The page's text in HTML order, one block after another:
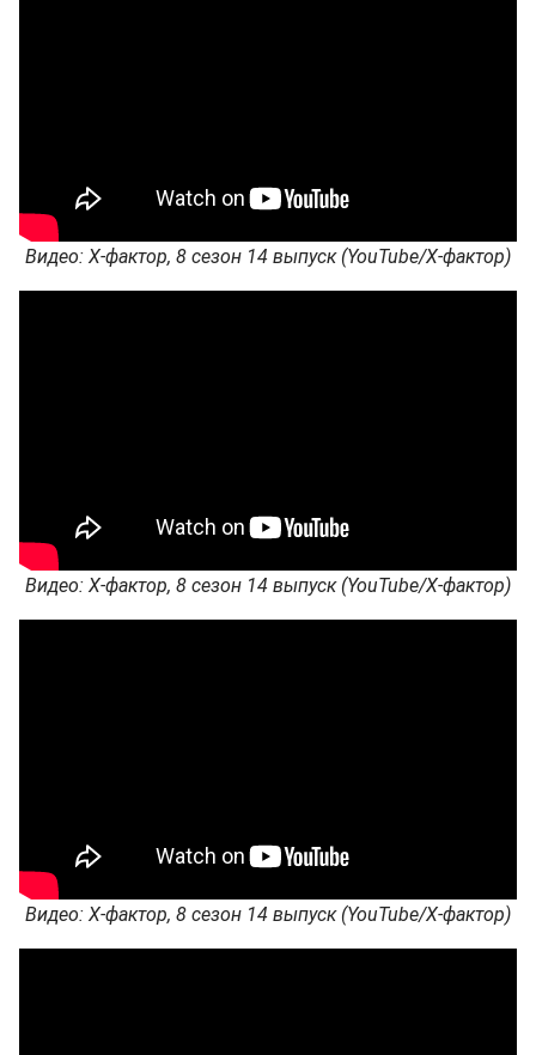
Видео: Х-фактор, 8 сезон 14 выпуск (YouTube/Х-фактор)
Видео: Х-фактор, 8 сезон 14 выпуск (YouTube/Х-фактор)
Видео: Х-фактор, 8 сезон 14 выпуск (YouTube/Х-фактор)